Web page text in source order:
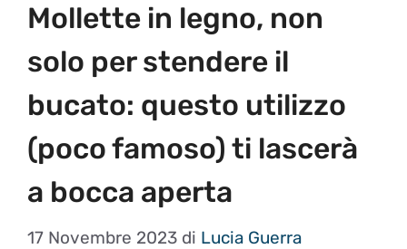
Mollette in legno, non
solo per stendere il
bucato: questo utilizzo
(poco famoso) ti lascerà
a bocca aperta
17 Novembre 2023 di Lucia Guerra